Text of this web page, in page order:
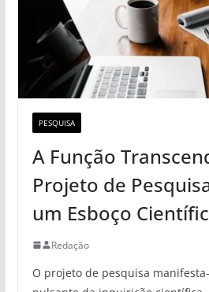
PESQUISA
A Função
Projeto de
um Esboço
Redação
O projeto de pesquisa